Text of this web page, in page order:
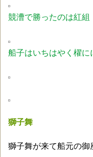
競漕で勝ったのは紅組
船子はいちはやく櫂に
獅子舞
獅子舞が来て船元の御